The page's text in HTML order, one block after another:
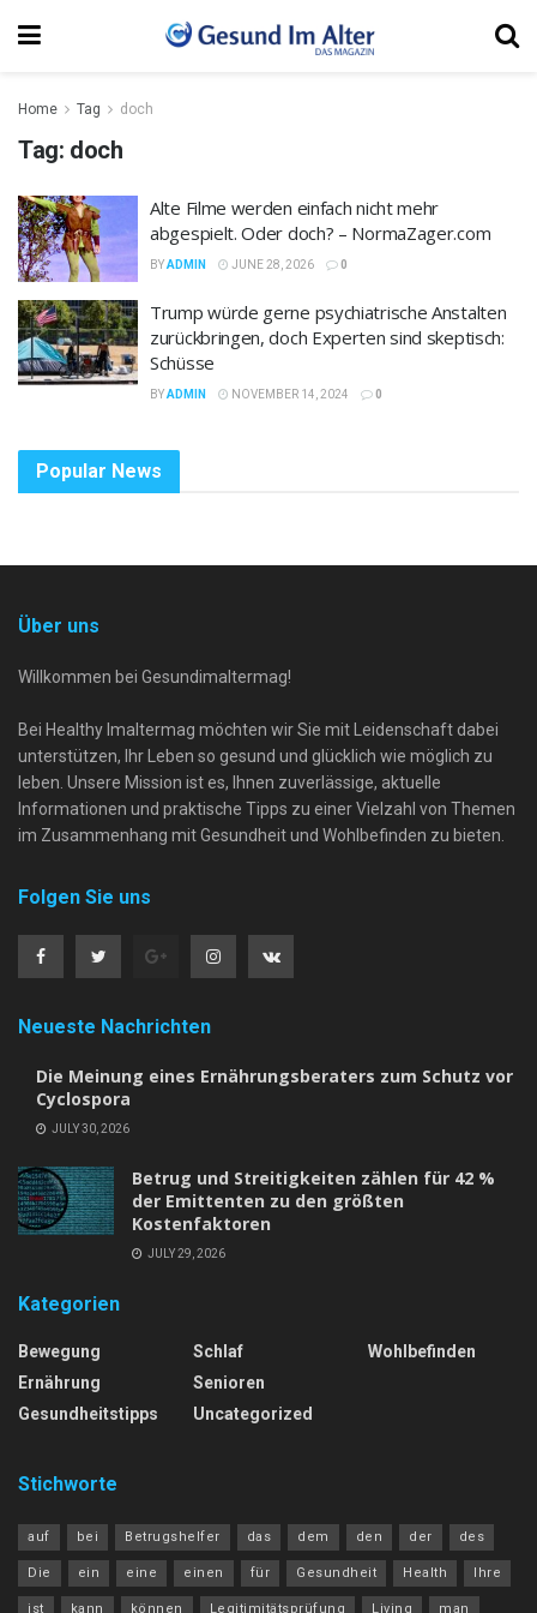
Home Tag doch
Tag: doch
Alte Filme werden einfach nicht mehr
abgespielt. Oder doch? – NormaZager.com
BYADMIN JUNE 28, 2026 0
Trump würde gerne psychiatrische Anstalten
zurückbringen, doch Experten sind skeptisch:
Schüsse
BYADMIN NOVEMBER 14, 2024 0
Popular News
Über uns
Willkommen bei Gesundimaltermag!
Bei Healthy Imaltermag möchten wir Sie mit Leidenschaft dabei
unterstützen, Ihr Leben so gesund und glücklich wie möglich zu
leben. Unsere Mission ist es, Ihnen zuverlässige, aktuelle
Informationen und praktische Tipps zu einer Vielzahl von Themen
im Zusammenhang mit Gesundheit und Wohlbefinden zu bieten.
Folgen Sie uns
Neueste Nachrichten
Die Meinung eines Ernährungsberaters zum Schutz vor
Cyclospora
JULY 30, 2026
Betrug und Streitigkeiten zählen für 42 %
der Emittenten zu den größten
Kostenfaktoren
JULY 29, 2026
Kategorien
Bewegung
Ernährung
Gesundheitstipps
Schlaf
Senioren
Uncategorized
Wohlbefinden
Stichworte
auf bei Betrugshelfer das dem den der des
Die ein eine einen für Gesundheit Health Ihre
ist kann können Legitimitätsprüfung Living man